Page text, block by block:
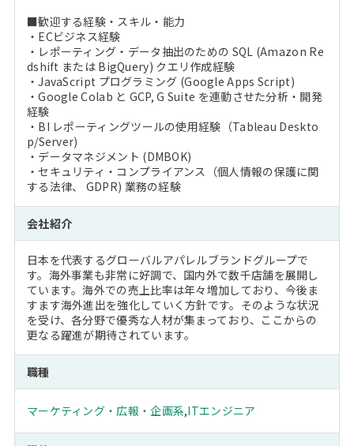
■歓迎する経験・スキル・能力
・ECビジネス経験
・レポーティング・データ抽出のための SQL (Amazon Re
dshift または BigQuery) クエリ作成経験
・JavaScript プログラミング (Google Apps Script)
・Google Colab と GCP, G Suite を連動させた分析・開発
経験
・BI レポーティングツールの使用経験（Tableau Deskto
p/Server)
・データマネジメント (DMBOK)
・セキュリティ・コンプライアンス（個人情報の保護に関
する法律、 GDPR) 業務の経験
会社紹介
日本を代表するグローバルアパレルブランドグループで
す。海外事業も非常に好調で、国内外で数千店舗を展開し
ています。海外での売上比率は年々増加しており、今後ま
すます海外進出を強化していく方針です。そのような状況
を受け、各分野で優秀な人材が集まっており、ここからの
更なる躍進が期待されています。
職種
マーケティング・広報・企画系,ITエンジニア